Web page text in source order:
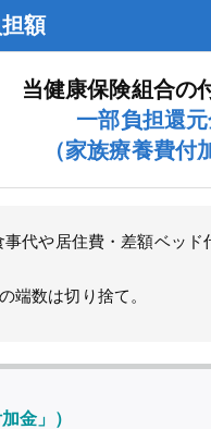
額
当健康保険組合の
一部負担還
（家族療養費付
代や居住費・差額ベッド
端数は切り捨て。
金」）